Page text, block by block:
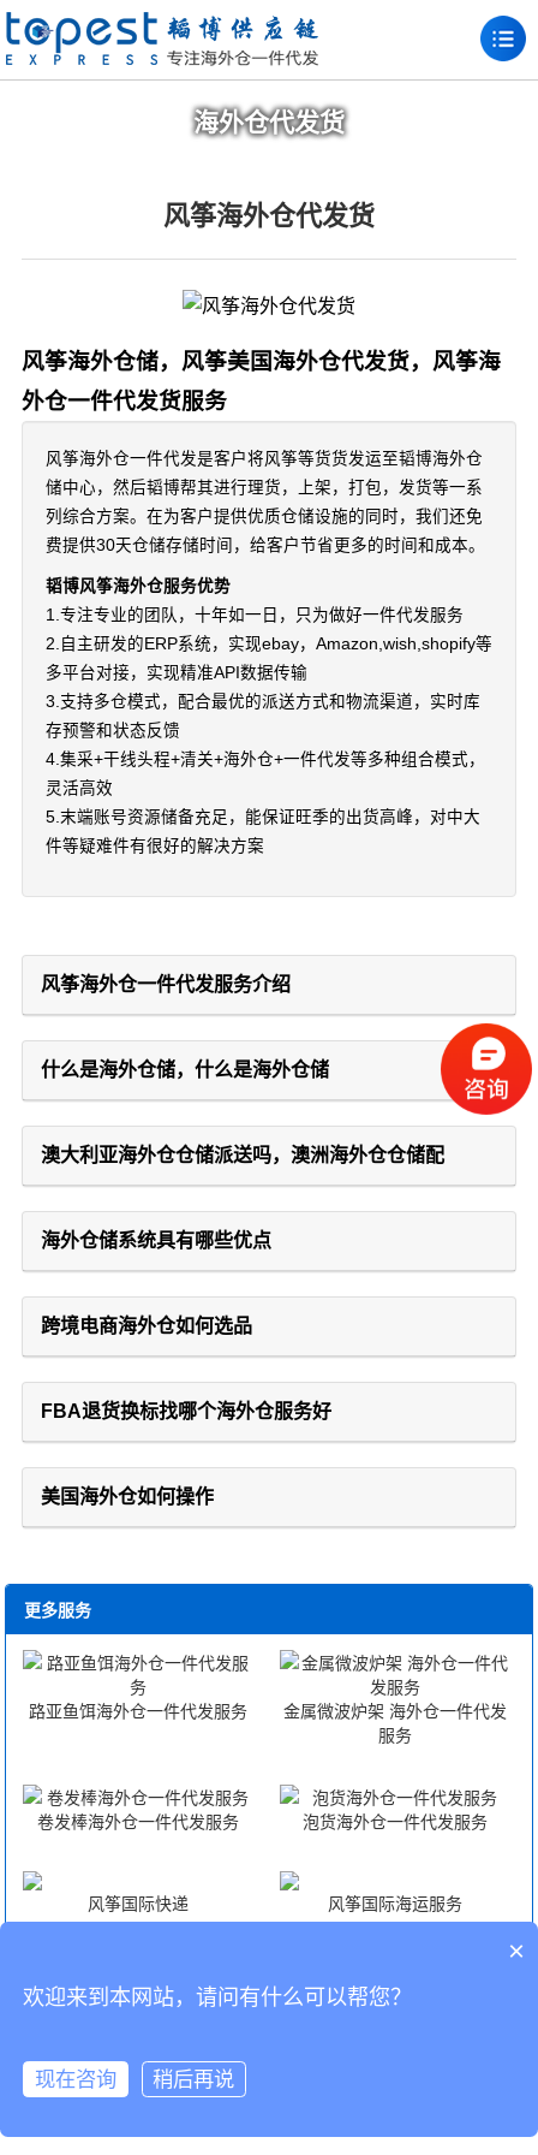
海外仓代发货
风筝海外仓代发货
风筝海外仓储，风筝美国海外仓代发货，风筝海
外仓一件代发货服务
风筝海外仓一件代发是客户将风筝等货货发运至韬博海外仓
储中心，然后韬博帮其进行理货，上架，打包，发货等一系
列综合方案。在为客户提供优质仓储设施的同时，我们还免
费提供30天仓储存储时间，给客户节省更多的时间和成本。
韬博风筝海外仓服务优势
1.专注专业的团队，十年如一日，只为做好一件代发服务
2.自主研发的ERP系统，实现ebay，Amazon,wish,shopify等
多平台对接，实现精准API数据传输
3.支持多仓模式，配合最优的派送方式和物流渠道，实时库
存预警和状态反馈
4.集采+干线头程+清关+海外仓+一件代发等多种组合模式，
灵活高效
5.末端账号资源储备充足，能保证旺季的出货高峰，对中大
件等疑难件有很好的解决方案
风筝海外仓一件代发服务介绍
什么是海外仓储，什么是海外仓储
澳大利亚海外仓仓储派送吗，澳洲海外仓仓储配
海外仓储系统具有哪些优点
跨境电商海外仓如何选品
FBA退货换标找哪个海外仓服务好
美国海外仓如何操作
更多服务
路亚鱼饵海外仓一件代发服务
金属微波炉架 海外仓一件代发
服务
卷发棒海外仓一件代发服务 泡货海外仓一件代发服务
风筝国际快递 风筝国际海运服务
风筝国际空运服务 风筝FBA头程
CopyRight © 深圳市韬博供应链有限公司
×
欢迎来到本网站，请问有什么可以帮您？
现在咨询 稍后再说